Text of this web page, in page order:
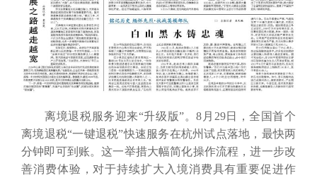
离境退税服务迎来“升级版”。8月29日，全国首个
离境退税“一键退税”快速服务在杭州试点落地，最快两
分钟即可到账。这一举措大幅简化操作流程，进一步改
善消费体验，对于持续扩大入境消费具有重要促进作